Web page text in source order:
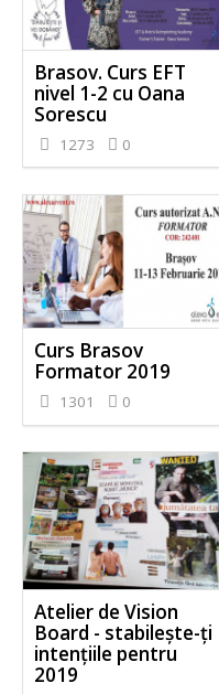
Brasov. Curs EFT
nivel 1-2 cu Oana
Sorescu
1273 0
Curs Brasov
Formator 2019
1301 0
Atelier de Vision
Board - stabileşte-ţi
intenţiile pentru
2019